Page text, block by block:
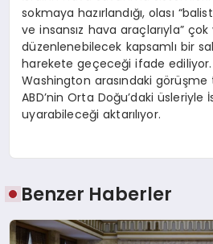
sokmaya hazırlandığı, olası
ve insansız hava araçlarıyla”
düzenlenebilecek kapsamlı bir
harekete geçeceği ifade
Washington arasındaki görüşme
ABD’nin Orta Doğu’daki üsleriyle
uyarabileceği aktarılıyor.
Benzer Haberler